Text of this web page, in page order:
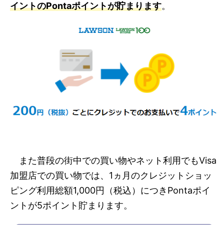
イントのPontaポイントが貯まります。
また普段の街中での買い物やネット利用でもVisa
加盟店での買い物では、1ヵ月のクレジットショッ
ピング利用総額1,000円（税込）につきPontaポイ
ントが5ポイント貯まります。